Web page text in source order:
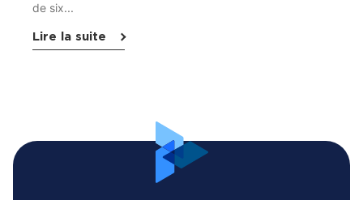
de six...
Lire la suite